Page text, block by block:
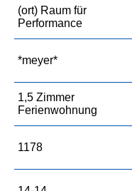
(ort) Raum für
Performance
*meyer*
1,5 Zimmer
Ferienwohnung
1178